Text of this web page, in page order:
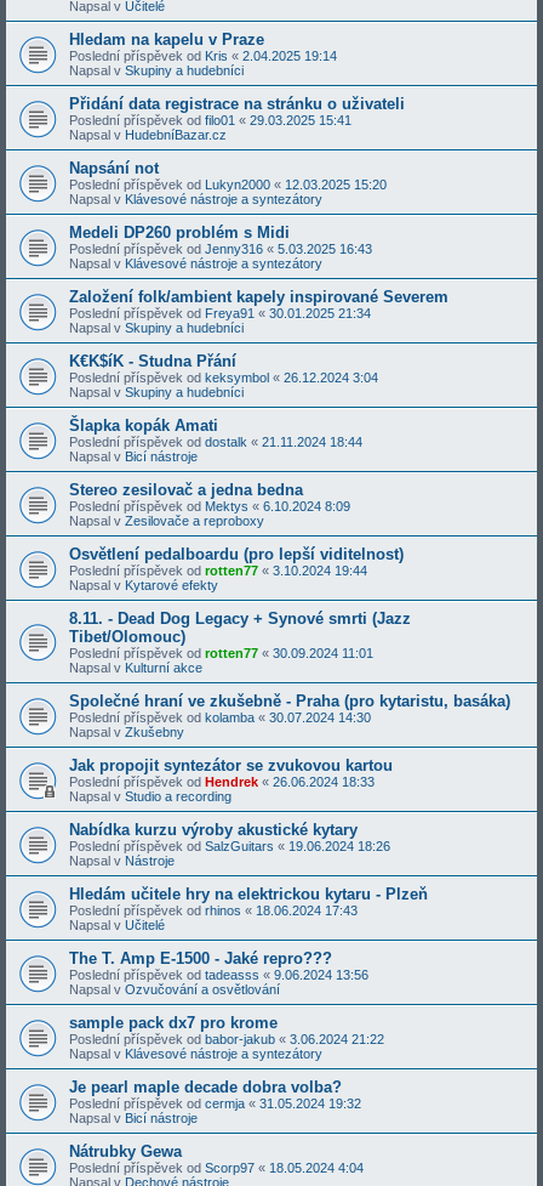
Napsal v Učitelé
Hledam na kapelu v Praze
Poslední příspěvek od Kris « 2.04.2025 19:14
Napsal v Skupiny a hudebníci
Přidání data registrace na stránku o uživateli
Poslední příspěvek od filo01 « 29.03.2025 15:41
Napsal v HudebníBazar.cz
Napsání not
Poslední příspěvek od Lukyn2000 « 12.03.2025 15:20
Napsal v Klávesové nástroje a syntezátory
Medeli DP260 problém s Midi
Poslední příspěvek od Jenny316 « 5.03.2025 16:43
Napsal v Klávesové nástroje a syntezátory
Založení folk/ambient kapely inspirované Severem
Poslední příspěvek od Freya91 « 30.01.2025 21:34
Napsal v Skupiny a hudebníci
K€K$íK - Studna Přání
Poslední příspěvek od keksymbol « 26.12.2024 3:04
Napsal v Skupiny a hudebníci
Šlapka kopák Amati
Poslední příspěvek od dostalk « 21.11.2024 18:44
Napsal v Bicí nástroje
Stereo zesilovač a jedna bedna
Poslední příspěvek od Mektys « 6.10.2024 8:09
Napsal v Zesilovače a reproboxy
Osvětlení pedalboardu (pro lepší viditelnost)
Poslední příspěvek od rotten77 « 3.10.2024 19:44
Napsal v Kytarové efekty
8.11. - Dead Dog Legacy + Synové smrti (Jazz
Tibet/Olomouc)
Poslední příspěvek od rotten77 « 30.09.2024 11:01
Napsal v Kulturní akce
Společné hraní ve zkušebně - Praha (pro kytaristu, basáka)
Poslední příspěvek od kolamba « 30.07.2024 14:30
Napsal v Zkušebny
Jak propojit syntezátor se zvukovou kartou
Poslední příspěvek od Hendrek « 26.06.2024 18:33
Napsal v Studio a recording
Nabídka kurzu výroby akustické kytary
Poslední příspěvek od SalzGuitars « 19.06.2024 18:26
Napsal v Nástroje
Hledám učitele hry na elektrickou kytaru - Plzeň
Poslední příspěvek od rhinos « 18.06.2024 17:43
Napsal v Učitelé
The T. Amp E-1500 - Jaké repro???
Poslední příspěvek od tadeasss « 9.06.2024 13:56
Napsal v Ozvučování a osvětlování
sample pack dx7 pro krome
Poslední příspěvek od babor-jakub « 3.06.2024 21:22
Napsal v Klávesové nástroje a syntezátory
Je pearl maple decade dobra volba?
Poslední příspěvek od cermja « 31.05.2024 19:32
Napsal v Bicí nástroje
Nátrubky Gewa
Poslední příspěvek od Scorp97 « 18.05.2024 4:04
Napsal v Dechové nástroje